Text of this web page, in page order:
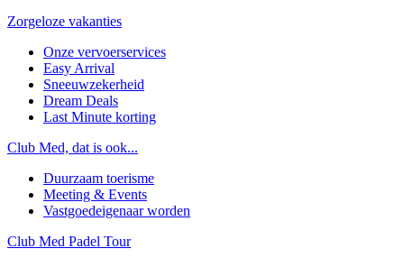
Zorgeloze vakanties
Onze vervoerservices
Easy Arrival
Sneeuwzekerheid
Dream Deals
Last Minute korting
Club Med, dat is ook...
Duurzaam toerisme
Meeting & Events
Vastgoedeigenaar worden
Club Med Padel Tour